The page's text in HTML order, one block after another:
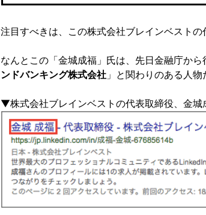
注目すべきは、この株式会社ブレインベストの
なんとこの「金城成福」氏は、先日金融庁か
ンドバンキング株式会社 」と関わりのある人物
▼株式会社ブレインベストの代表取締役、金